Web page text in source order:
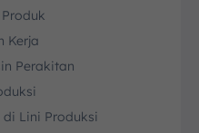
Kerja
Perakitan
di Lini Produksi